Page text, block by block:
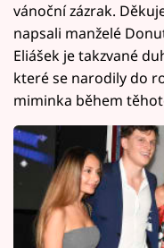
vánoční zázrak.
napsali manželé
Eliášek je takzvané
které se narodily do
miminka během